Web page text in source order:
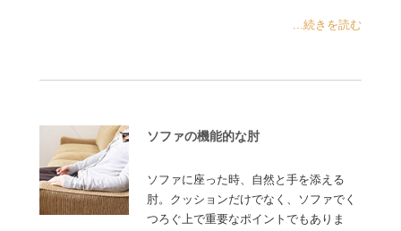
...続きを読む
ソファの機能的な肘
ソファに座った時、自然と手を添える
肘。クッションだけでなく、ソファでく
つろぐ上で重要なポイントでもありま